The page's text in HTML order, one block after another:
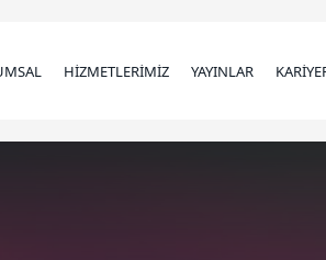
HİZMETLERİMİZ YAYINLAR